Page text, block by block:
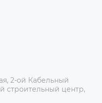
2-ой Кабельный
строительный центр,